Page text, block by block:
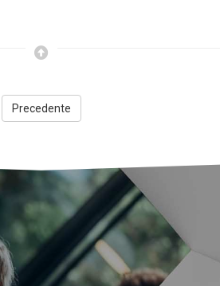
Precedente